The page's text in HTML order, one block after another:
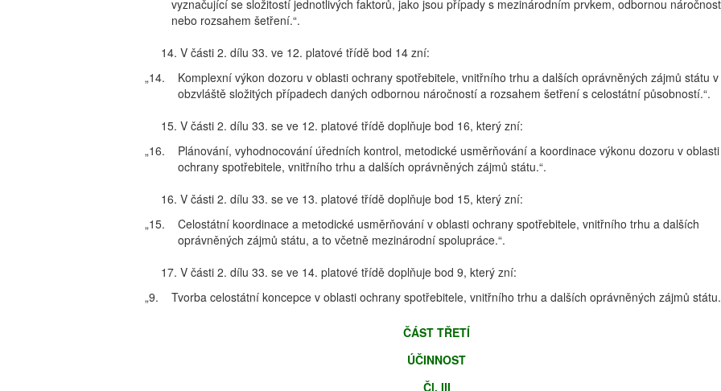
vyznačující se složitostí jednotlivých faktorů, jako jsou případy s mezinárodním prvkem, odbornou
nebo rozsahem šetření.“.
14. V části 2. dílu 33. ve 12. platové třídě bod 14 zní:
„14.
Komplexní výkon dozoru v oblasti ochrany spotřebitele, vnitřního trhu a dalších oprávněných zájmů státu v
obzvláště složitých případech daných odbornou náročností a rozsahem šetření s celostátní působností.“.
15. V části 2. dílu 33. se ve 12. platové třídě doplňuje bod 16, který zní:
„16.
Plánování, vyhodnocování úředních kontrol, metodické usměrňování a koordinace výkonu dozoru v oblasti
ochrany spotřebitele, vnitřního trhu a dalších oprávněných zájmů státu.“.
16. V části 2. dílu 33. se ve 13. platové třídě doplňuje bod 15, který zní:
„15.
Celostátní koordinace a metodické usměrňování v oblasti ochrany spotřebitele, vnitřního trhu a dalších
oprávněných zájmů státu, a to včetně mezinárodní spolupráce.“.
17. V části 2. dílu 33. se ve 14. platové třídě doplňuje bod 9, který zní:
„9.
Tvorba celostátní koncepce v oblasti ochrany spotřebitele, vnitřního trhu a dalších oprávněných zájmů
ČÁST TŘETÍ
ÚČINNOST
Čl. III